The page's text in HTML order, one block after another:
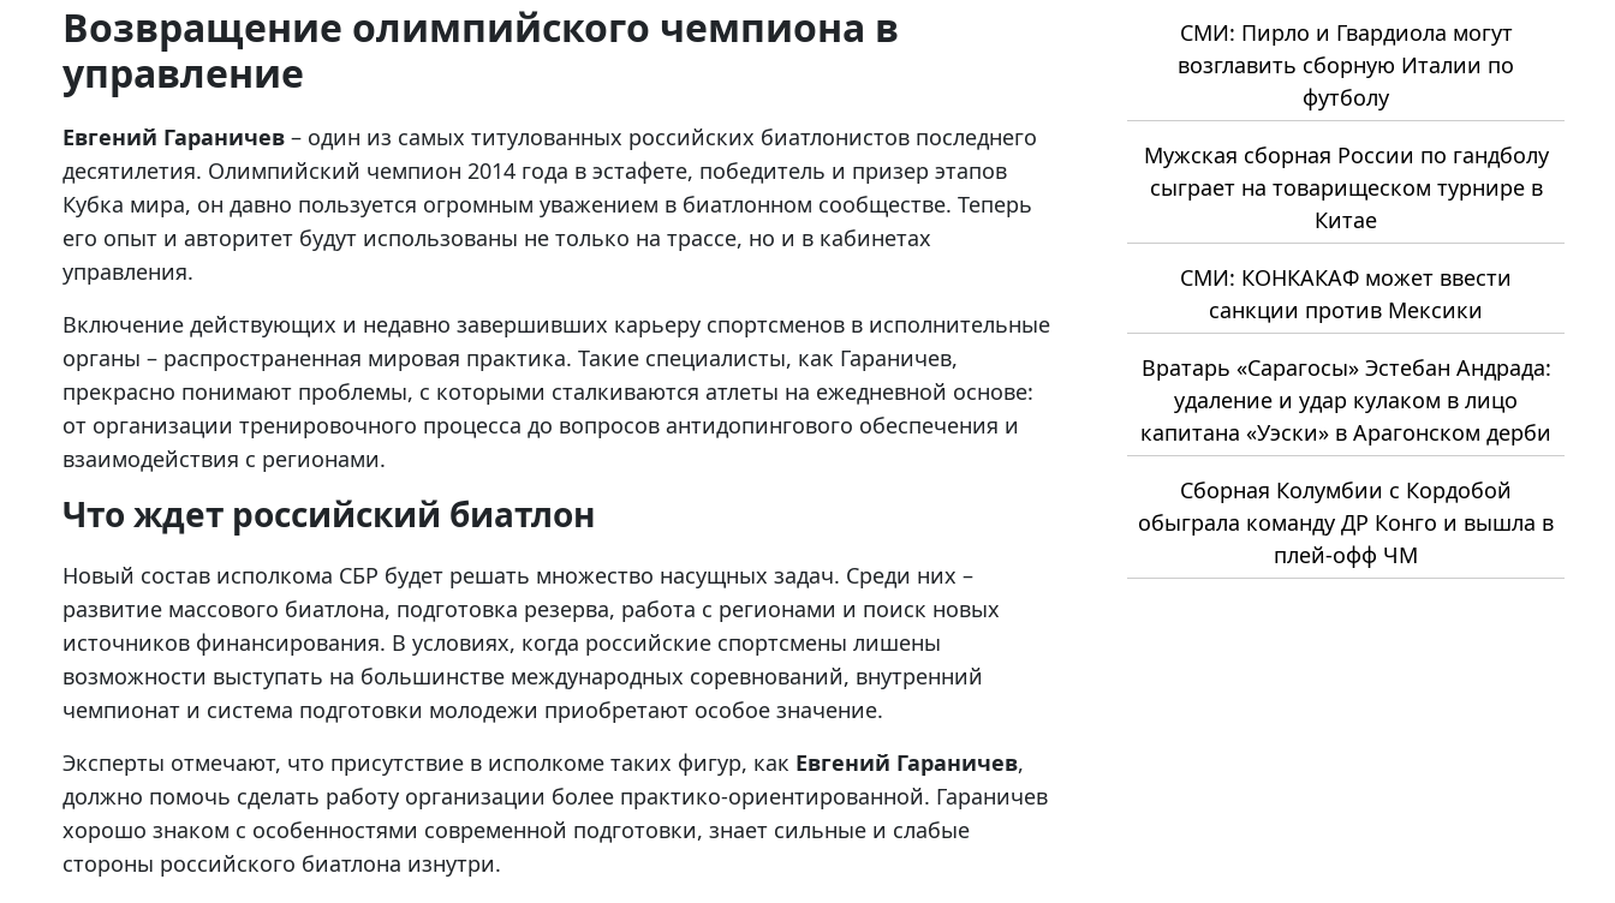
Возвращение олимпийского чемпиона в
управление
Евгений Гараничев – один из самых титулованных российских биатлонистов последнего
десятилетия. Олимпийский чемпион 2014 года в эстафете, победитель и призер этапов
Кубка мира, он давно пользуется огромным уважением в биатлонном сообществе. Теперь
его опыт и авторитет будут использованы не только на трассе, но и в кабинетах
управления.
Включение действующих и недавно завершивших карьеру спортсменов в исполнительные
органы – распространенная мировая практика. Такие специалисты, как Гараничев,
прекрасно понимают проблемы, с которыми сталкиваются атлеты на ежедневной основе:
от организации тренировочного процесса до вопросов антидопингового обеспечения и
взаимодействия с регионами.
Что ждет российский биатлон
Новый состав исполкома СБР будет решать множество насущных задач. Среди них –
развитие массового биатлона, подготовка резерва, работа с регионами и поиск новых
источников финансирования. В условиях, когда российские спортсмены лишены
возможности выступать на большинстве международных соревнований, внутренний
чемпионат и система подготовки молодежи приобретают особое значение.
Эксперты отмечают, что присутствие в исполкоме таких фигур, как Евгений Гараничев,
должно помочь сделать работу организации более практико-ориентированной. Гараничев
хорошо знаком с особенностями современной подготовки, знает сильные и слабые
стороны российского биатлона изнутри.
СМИ: Пирло и Гвардиола могут
возглавить сборную Италии по
футболу
Мужская сборная России по гандболу
сыграет на товарищеском турнире в
Китае
СМИ: КОНКАКАФ может ввести
санкции против Мексики
Вратарь «Сарагосы» Эстебан Андрада:
удаление и удар кулаком в лицо
капитана «Уэски» в Арагонском дерби
Сборная Колумбии с Кордобой
обыграла команду ДР Конго и вышла в
плей-офф ЧМ